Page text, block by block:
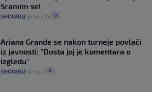
Sramim se!
SHOWBIZ prije 2 h 0
Ariana Grande se nakon turneje povlači
iz javnosti: "Dosta joj je komentara o
izgledu"
SHOWBIZ 4. kol. 0